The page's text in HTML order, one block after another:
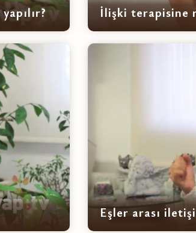
İlişki terapisine
Eşler arası